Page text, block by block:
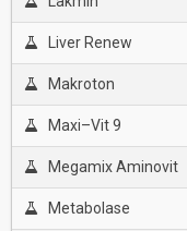
Liver Renew
Makroton
Maxi–Vit 9
Megamix Aminovit
Metabolase